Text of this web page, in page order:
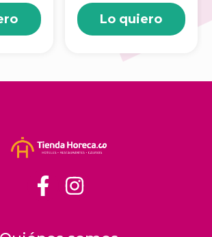
Lo quiero